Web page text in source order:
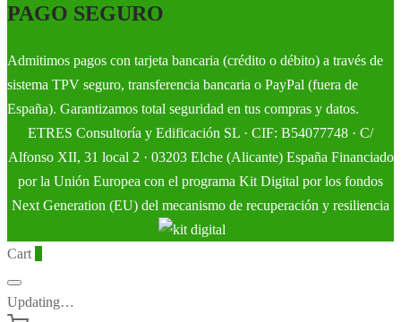
PAGO SEGURO
Admitimos pagos con tarjeta bancaria (crédito o débito) a través de
sistema TPV seguro, transferencia bancaria o PayPal (fuera de
España). Garantizamos total seguridad en tus compras y datos.
ETRES Consultoría y Edificación SL · CIF: B54077748 · C/
Alfonso XII, 31 local 2 · 03203 Elche (Alicante) España Financiado
por la Unión Europea con el programa Kit Digital por los fondos
Next Generation (EU) del mecanismo de recuperación y resiliencia
Cart
Updating…